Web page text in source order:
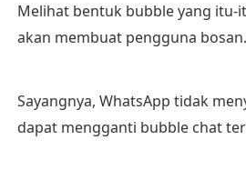
Melihat bentuk bubble yang itu-
akan membuat pengguna bosan.
Sayangnya, WhatsApp tidak
dapat mengganti bubble chat